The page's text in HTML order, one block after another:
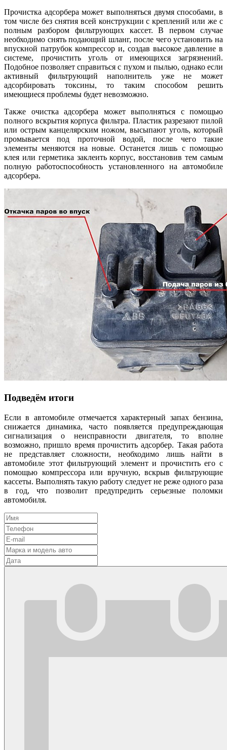
Прочистка адсорбера может выполняться двумя способами, в
том числе без снятия всей конструкции с креплений или же с
полным разбором фильтрующих кассет. В первом случае
необходимо снять подающий шланг, после чего установить на
впускной патрубок компрессор и, создав высокое давление в
системе, прочистить уголь от имеющихся загрязнений.
Подобное позволяет справиться с пухом и пылью, однако если
активный фильтрующий наполнитель уже не может
адсорбировать токсины, то таким способом решить
имеющиеся проблемы будет невозможно.
Также очистка адсорбера может выполняться с помощью
полного вскрытия корпуса фильтра. Пластик разрезают пилой
или острым канцелярским ножом, высыпают уголь, который
промывается под проточной водой, после чего такие
элементы меняются на новые. Останется лишь с помощью
клея или герметика заклеить корпус, восстановив тем самым
полную работоспособность установленного на автомобиле
адсорбера.
Подведём итоги
Если в автомобиле отмечается характерный запах бензина,
снижается динамика, часто появляется предупреждающая
сигнализация о неисправности двигателя, то вполне
возможно, пришло время прочистить адсорбер. Такая работа
не представляет сложности, необходимо лишь найти в
автомобиле этот фильтрующий элемент и прочистить его с
помощью компрессора или вручную, вскрыв фильтрующие
кассеты. Выполнять такую работу следует не реже одного раза
в год, что позволит предупредить серьезные поломки
автомобиля.